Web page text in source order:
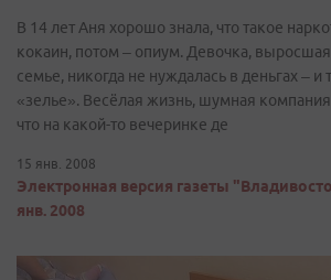
В 14 лет Аня хорошо знала, что такое
кокаин, потом – опиум. Девочка,
семье, никогда не нуждалась в деньгах – и
«зелье». Весёлая жизнь, шумная
что на какой-то вечеринке де
15 янв. 2008
Электронная версия газеты
янв. 2008